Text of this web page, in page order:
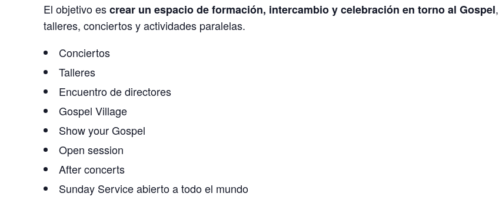
El objetivo escrear un espacio de formación, intercambio y celebración en torno al Gospel
talleres, conciertos y actividades paralelas.
Conciertos
Talleres
Encuentro de directores
Gospel Village
Show your Gospel
Open session
After concerts
Sunday Service abierto a todo el mundo